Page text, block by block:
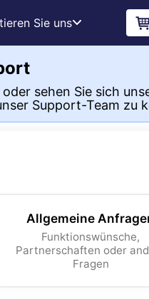
Sie uns
oder sehen Sie sich
Support-Team zu
Allgemeine
Funktionswünsche,
Partnerschaften oder
Fragen